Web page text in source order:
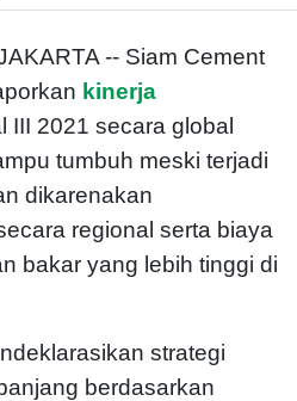
-- Siam Cement
kinerja
III 2021 secara global
tumbuh meski terjadi
dikarenakan
regional serta biaya
bakar yang lebih tinggi di
strategi
berdasarkan